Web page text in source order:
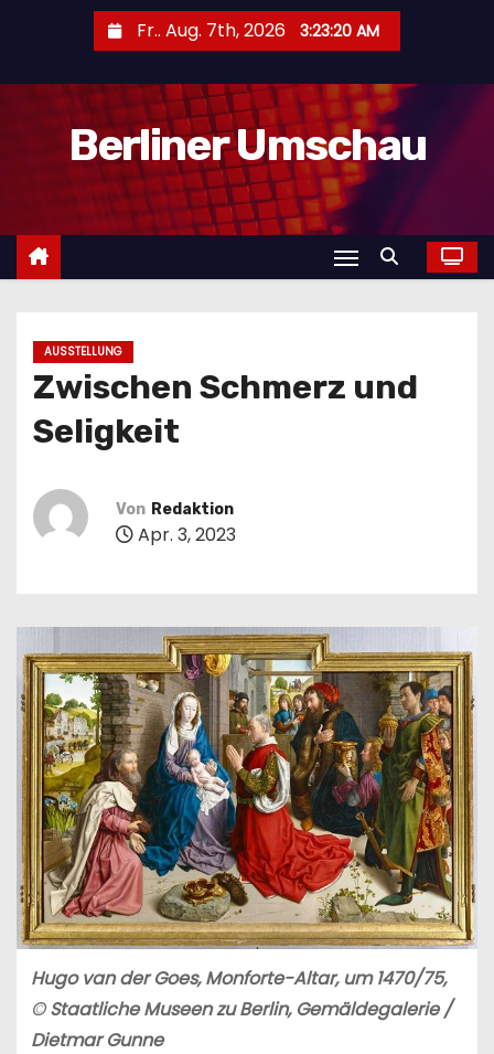
l
Fr.. Aug. 7th, 2026 3:23:21 AM
Berliner Umschau
AUSSTELLUNG
Zwischen Schmerz und
Seligkeit
Von Redaktion
Apr. 3, 2023
Hugo van der Goes, Monforte-Altar, um 1470/75,
© Staatliche Museen zu Berlin, Gemäldegalerie /
Dietmar Gunne